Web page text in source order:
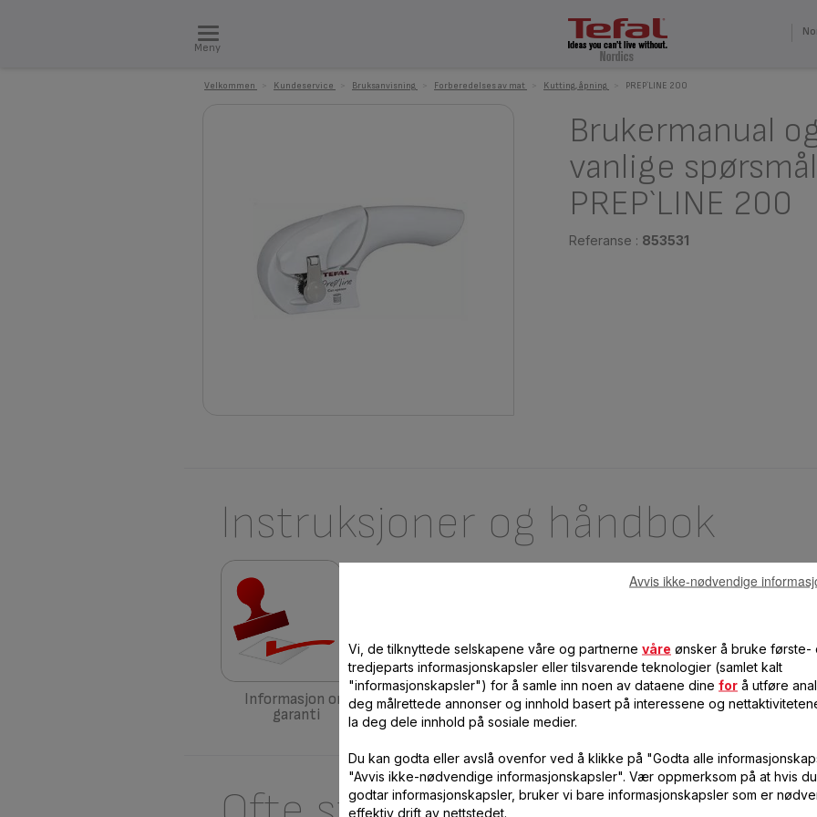
Meny
Velkommen Kundeservice Bruksanvisning Forberedelses av mat Kutting, åpning PREP`LINE 200
Brukermanual
vanlige spørsmål
PREP`LINE 200
Referanse : 853531
Instruksjoner og håndbok
Informasjon om
garanti
Vi, de tilknyttede selskapene våre og partnerne våre ønsker å bruke første-
tredjeparts informasjonskapsler eller tilsvarende teknologier (samlet kalt
"informasjonskapsler") for å samle inn noen av dataene dine for å utføre
deg målrettede annonser og innhold basert på interessene og
la deg dele innhold på sosiale medier.
Du kan godta eller avslå ovenfor ved å klikke på "Godta alle
"Avvis ikke-nødvendige informasjonskapsler". Vær oppmerksom på at hvis
godtar informasjonskapsler, bruker vi bare informasjonskapsler som er
effektiv drift av nettstedet.
Avvis ikke-nødvendige